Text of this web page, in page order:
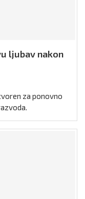
ljubav nakon
za ponovno